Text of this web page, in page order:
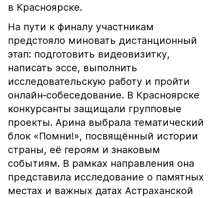
в Красноярске.
На пути к финалу участникам
предстояло миновать дистанционный
этап: подготовить видеовизитку,
написать эссе, выполнить
исследовательскую работу и пройти
онлайн‑собеседование. В Красноярске
конкурсанты защищали групповые
проекты. Арина выбрала тематический
блок «Помни!», посвящённый истории
страны, её героям и знаковым
событиям. В рамках направления она
представила исследование о памятных
местах и важных датах Астраханской